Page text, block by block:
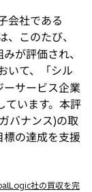
会社である
このたび、
が評価され、
いて、「シル
ーサービス企業
います。本評
バナンス)の取
標の達成を支援
社の買収を完